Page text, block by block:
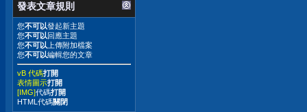
發表文章規則
您不可以發起新主題
您不可以回應主題
您不可以 上傳附加檔案
您不可以編輯您的文章
vB 代碼打開
表情圖示打開
[IMG]代碼打開
HTML代碼關閉